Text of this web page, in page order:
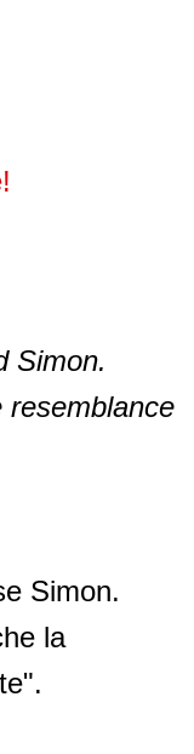
Simon.
resemblance
Simon.
la